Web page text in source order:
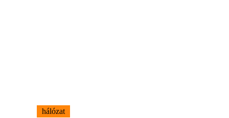
hálózat